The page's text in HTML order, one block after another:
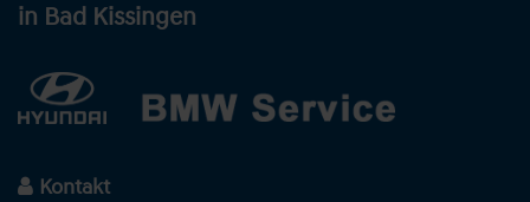
in Bad Kissingen
Kontakt